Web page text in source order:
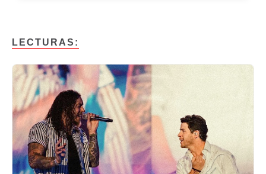
LECTURAS: